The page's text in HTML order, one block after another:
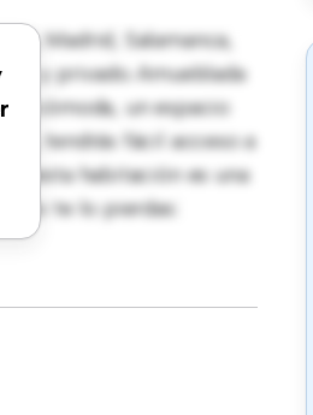
Madrid, Salamanca,
y privado. Amueblada
cómoda, un espacio
tendrás fácil acceso a
esta habitación es una
No te lo pierdas: